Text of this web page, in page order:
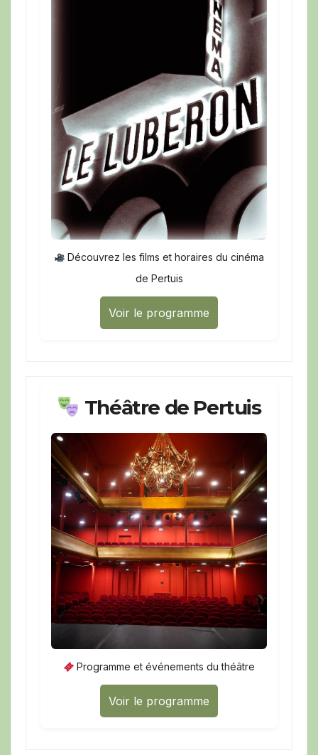
Découvrez les films et horaires du cinéma
de Pertuis
Voir le programme
Théâtre de Pertuis
Programme et événements du théâtre
Voir le programme